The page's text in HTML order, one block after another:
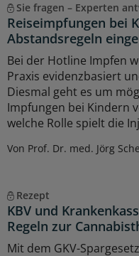
Sie fragen – Experten
Reiseimpfungen bei
Abstandsregeln
Bei der Hotline Impfen
Praxis evidenzbasiert
Diesmal geht es um
Impfungen bei Kindern
welche Rolle spielt die
Von Prof. Dr. med. Jörg
Rezept
KBV und
Regeln zur
Mit dem GKV-